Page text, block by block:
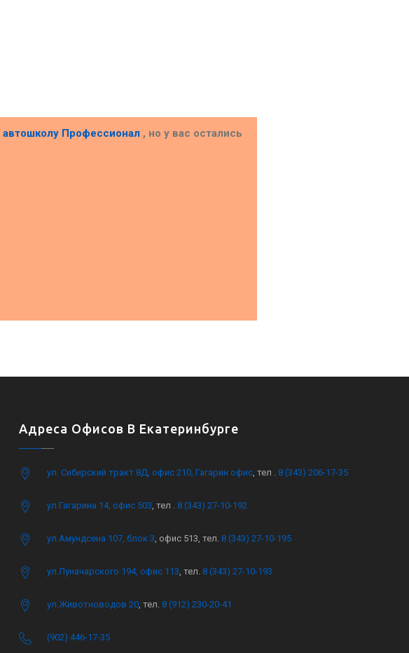
автошколу Профессионал , но у вас остались
Адреса Офисов В Екатеринбурге
ул. Сибирский тракт 8Д, офис 210, Гагарин офис , тел . 8 (343) 206-17-35
ул.Гагарина 14, офис 503 , тел . 8 (343) 27-10-192
ул.Амундсена 107, блок 3 , офис 513, тел. 8 (343) 27-10-195
ул.Луначарского 194, офис 113 , тел. 8 (343) 27-10-193
ул.Животноводов 20 , тел. 8 (912) 230-20-41
(902) 446-17-35